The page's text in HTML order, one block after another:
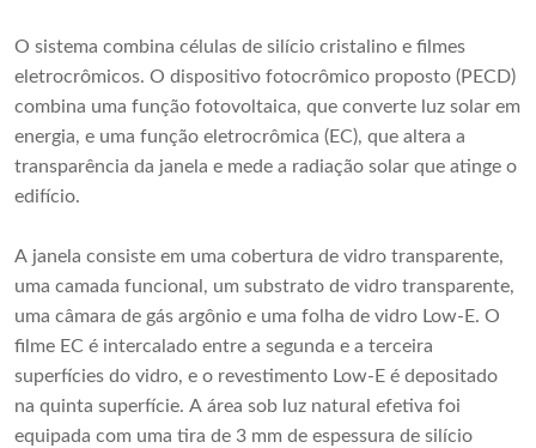
O sistema combina células de silício cristalino e filmes
eletrocrômicos. O dispositivo fotocrômico proposto (PECD)
combina uma função fotovoltaica, que converte luz solar em
energia, e uma função eletrocrômica (EC), que altera a
transparência da janela e mede a radiação solar que atinge o
edifício.
A janela consiste em uma cobertura de vidro transparente,
uma camada funcional, um substrato de vidro transparente,
uma câmara de gás argônio e uma folha de vidro Low-E. O
filme EC é intercalado entre a segunda e a terceira
superfícies do vidro, e o revestimento Low-E é depositado
na quinta superfície. A área sob luz natural efetiva foi
equipada com uma tira de 3 mm de espessura de silício